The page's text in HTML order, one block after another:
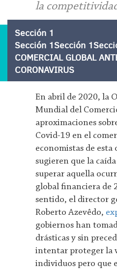
la
Sección 1
Sección 1Sección
COMERCIAL GLOBAL
CORONAVIRUS
En abril de 2020, la
Mundial del
aproximaciones
Covid-19 en el
economistas de esta
sugieren que la
superar aquella
global financiera de
sentido, el director
Roberto Azevêdo,
gobiernos han
drásticas y sin
intentar proteger la
individuos pero que